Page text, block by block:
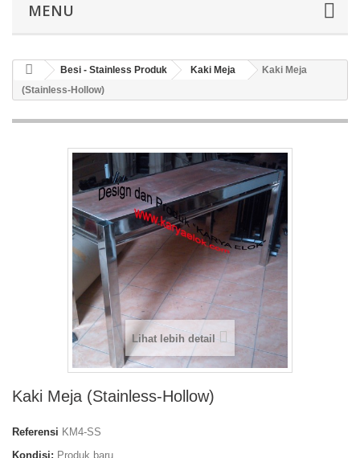
MENU
Besi - Stainless Produk Kaki Meja
Kaki Meja
(Stainless-Hollow)
Lihat lebih detail
Kaki Meja (Stainless-Hollow)
Referensi KM4-SS
Kondisi: Produk baru